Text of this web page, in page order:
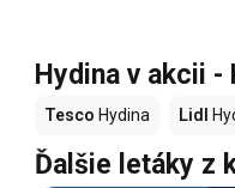
Hydina v akcii -
Tesco Hydina Lidl
Ďalšie letáky z